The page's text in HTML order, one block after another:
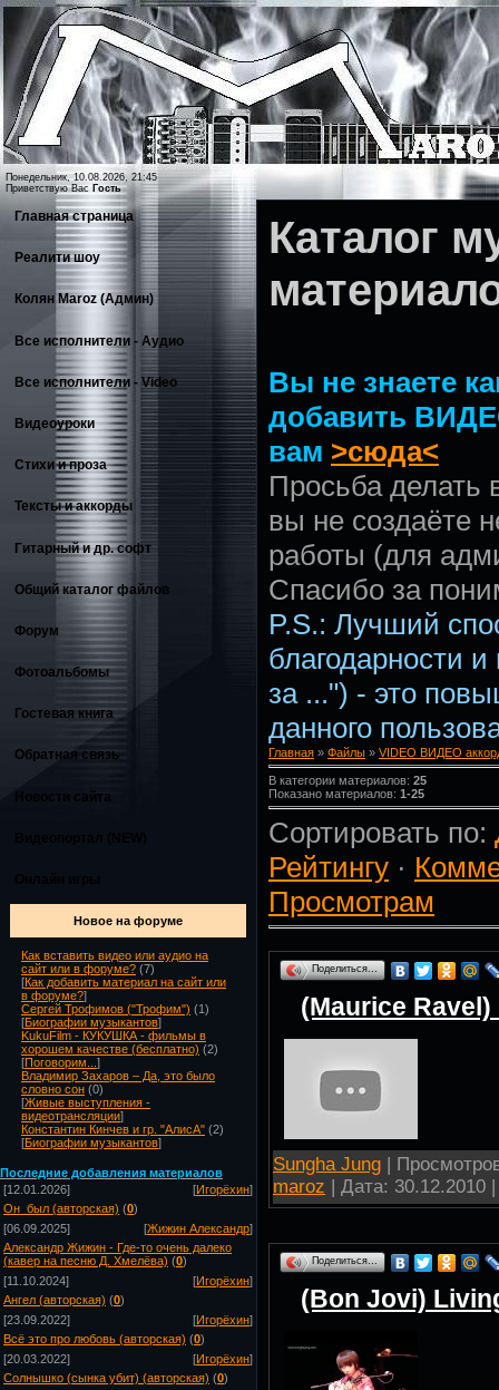
Понедельник, 10.08.2026, 21:45
Приветствую Вас Гость
Главная страница
Реалити шоу
Колян Maroz (Админ)
Все исполнители - Аудио
Все исполнители - Video
Видеоуроки
Стихи и проза
Тексты и аккорды
Гитарный и др. софт
Общий каталог файлов
Форум
Фотоальбомы
Гостевая книга
Обратная связь
Новости сайта
Новое на форуме
Как вставить видео или аудио на
сайт или в форуме? (7)
[Как добавить материал на сайт или
в форуме?]
Сергей Трофимов ("Трофим") (1)
[Биографии музыкантов]
KukuFilm - КУКУШКА - фильмы в
хорошем качестве (бесплатно) (2)
[Поговорим... ]
Владимир Захаров – Да, это было
словно сон (0)
[Живые выступления -
видеотрансляции]
Константин Кинчев и гр. "АлисА" (2)
[Биографии музыкантов]
Последние добавления материалов
[12.01.2026]
[Игорёхин]
Он_был (авторская) (0)
[06.09.2025]
[Жижин Александр]
Александр Жижин - Где-то очень далеко
(кавер на песню Д. Хмелёва) (0)
[11.10.2024]
[Игорёхин]
Ангел (авторская) (0)
[23.09.2022]
[Игорёхин]
Всё это про любовь (авторская) (0)
[20.03.2022]
[Игорёхин]
Солнышко (сынка убит) (авторская) (0)
Каталог
Вы не знаете
добавить
вам >сюда<
Просьба делать
вы не создаёте
работы (для
Спасибо за
P.S.: Лучший
благодарности
за ...") - это
данного
Главная » Файлы » VIDEO ВИДЕО
В категории материалов: 25
Показано материалов: 1-25
Сортировать по:
Рейтингу ·
Просмотрам
Поделиться…
(Maurice
Sungha Jung |
maroz | Дата: 30.12.2010
Поделиться…
(Bon Jovi)